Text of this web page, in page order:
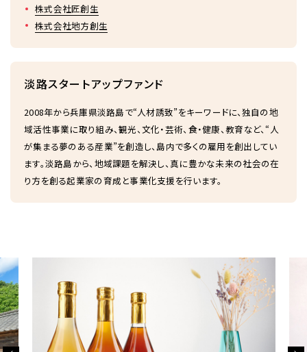
株式会社匠創生
株式会社地方創生
淡路スタートアップファンド
2008年から兵庫県淡路島で“人材誘致”をキーワードに、独自の地
域活性事業に取り組み、観光、文化・芸術、食・健康、教育など、“人
が集まる夢のある産業”を創造し、島内で多くの雇用を創出してい
ます。淡路島から、地域課題を解決し、真に豊かな未来の社会の在
り方を創る起業家の育成と事業化支援を行います。